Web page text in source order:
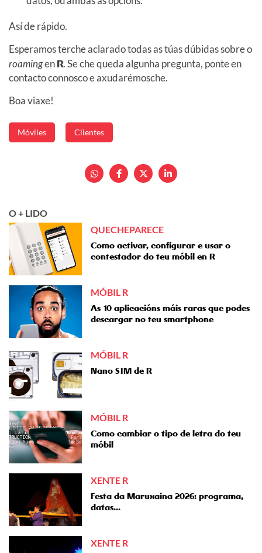
Así de rápido.
Esperamos terche aclarado todas as túas dúbidas sobre o
roamingenR. Se che queda algunha pregunta, ponte en
contacto connosco e axudarémosche.
Boa viaxe!
Móviles Clientes
O + LIDO
QUECHEPARECE
Como activar, configurar e usar o
contestador do teu móbil en R
MÓBIL R
As 10 aplicacións máis raras que podes
descargar no teu smartphone
MÓBIL R
Nano SIM de R
MÓBIL R
Como cambiar o tipo de letra do teu
móbil
XENTE R
Festa da Maruxaina 2026: programa,
datas...
XENTE R